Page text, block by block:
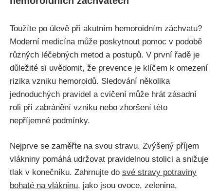
Toužíte po úlevě při akutním hemoroidním ‍záchvatu?
Moderní medicína může poskytnout pomoc v podobě
různých léčebných metod a postupů. ‌V první‌ řadě je⁤
důležité si uvědomit, že prevence je klíčem k omezení
‌rizika vzniku hemoroidů. Sledování⁣ několika
jednoduchých pravidel⁤ a cvičení může hrát zásadní⁢
roli ⁢při zabránění vzniku nebo zhoršení této
nepříjemné podmínky.
Nejprve⁢ se ⁣zaměřte na svou stravu. Zvýšený příjem
vlákniny⁣ pomáhá udržovat pravidelnou stolici a ⁢snižuje
tlak v konečníku. Zahrnujte ⁢do⁤ své stravy potraviny
bohaté na⁤ vlákninu, jako jsou ovoce, zelenina,